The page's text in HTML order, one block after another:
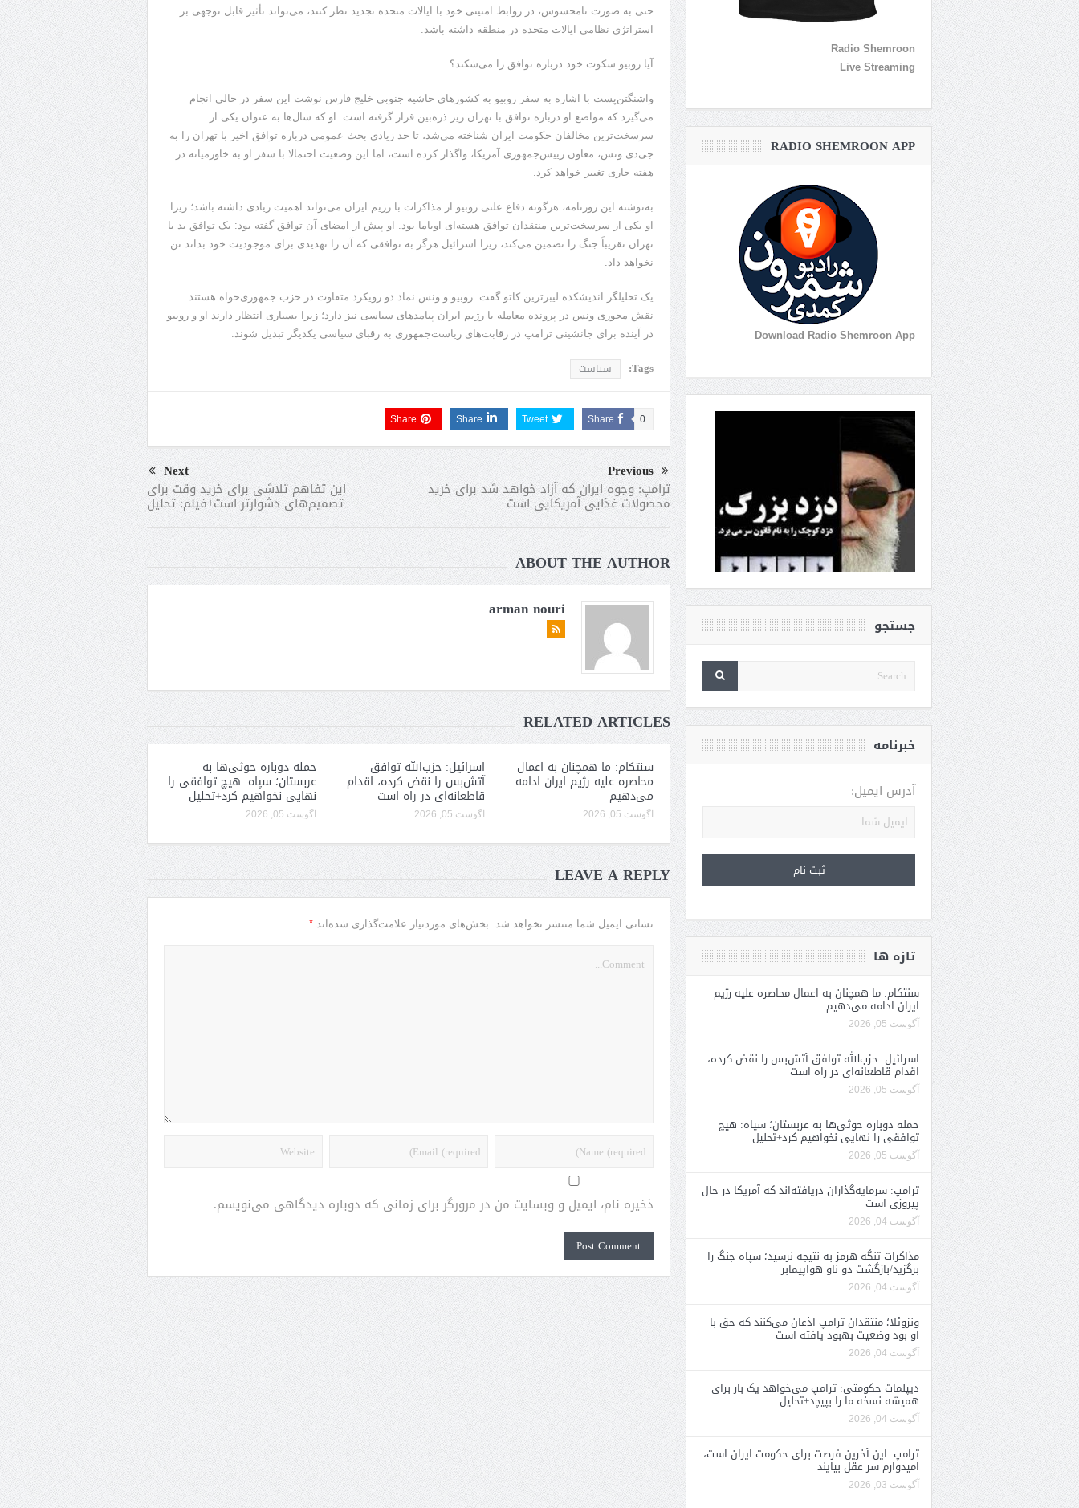
حتی به صورت نامحسوس، در روابط امنیتی خود با ایالات متحده تجدید نظر کنند، می‌تواند تأثیر قابل توجهی بر
استراتژی نظامی ایالات متحده در منطقه داشته باشد.
آیا روبیو سکوت خود درباره توافق را می‌شکند؟
واشنگتن‌پست با اشاره به سفر روبیو به کشورهای حاشیه جنوبی خلیج فارس نوشت این سفر در حالی انجام
می‌گیرد که مواضع او درباره توافق با تهران زیر ذره‌بین قرار گرفته است. او که سال‌ها به عنوان یکی از
سرسخت‌ترین مخالفان حکومت ایران شناخته می‌شد، تا حد زیادی بحث عمومی درباره توافق اخیر با تهران را به
جی‌دی ونس، معاون رییس‌جمهوری آمریکا، واگذار کرده است، اما این وضعیت احتمالا با سفر او به خاورمیانه در
هفته جاری تغییر خواهد کرد.
به‌نوشته این روزنامه، هرگونه دفاع علنی روبیو از مذاکرات با رژیم ایران می‌تواند اهمیت زیادی داشته باشد؛ زیرا
او یکی از سرسخت‌ترین منتقدان توافق هسته‌ای اوباما بود. او پیش از امضای آن توافق گفته بود: یک توافق بد با
تهران تقریباً جنگ را تضمین می‌کند، زیرا اسرائیل هرگز به توافقی که آن را تهدیدی برای موجودیت خود بداند تن
نخواهد داد.
یک تحلیلگر اندیشکده لیبرترین کاتو گفت: روبیو و ونس نماد دو رویکرد متفاوت در حزب جمهوری‌خواه هستند.
نقش محوری ونس در پرونده معامله با رژیم ایران پیامدهای سیاسی نیز دارد؛ زیرا بسیاری انتظار دارند او و روبیو
در آینده برای جانشینی ترامپ در رقابت‌های ریاست‌جمهوری به رقبای سیاسی یکدیگر تبدیل شوند.
Tags: سیاست
Share 0
Tweet
Share
Share
Previous
ترامپ: وجوه ایران که آزاد خواهد شد برای خرید
محصولات غذایی آمریکایی است
Next
این تفاهم تلاشی برای خرید وقت برای
تصمیم‌های دشوارتر است+فیلم: تحلیل
ABOUT THE AUTHOR
arman nouri
RELATED ARTICLES
سنتکام: ما همچنان به اعمال
محاصره علیه رژیم ایران ادامه
می‌دهیم
آگوست 05, 2026
اسرائیل: حزب‌الله توافق
آتش‌بس را نقض کرده، اقدام
قاطعانه‌ای در راه است
آگوست 05, 2026
حمله دوباره حوثی‌ها به
عربستان؛ سپاه: هیچ توافقی را
نهایی نخواهیم کرد+تحلیل
آگوست 05, 2026
LEAVE A REPLY
نشانی ایمیل شما منتشر نخواهد شد. بخش‌های موردنیاز علامت‌گذاری شده‌اند *
ذخیره نام، ایمیل و وبسایت من در مرورگر برای زمانی که دوباره دیدگاهی می‌نویسم.
Radio Shemroon
Live Streaming
RADIO SHEMROON APP
Download Radio Shemroon App
جستجو
خبرنامه
آدرس ایمیل:
تازه ها
سنتکام: ما همچنان به اعمال محاصره علیه رژیم
ایران ادامه می‌دهیم
آگوست 05, 2026
اسرائیل: حزب‌الله توافق آتش‌بس را نقض کرده،
اقدام قاطعانه‌ای در راه است
آگوست 05, 2026
حمله دوباره حوثی‌ها به عربستان؛ سپاه: هیچ
توافقی را نهایی نخواهیم کرد+تحلیل
آگوست 05, 2026
ترامپ: سرمایه‌گذاران دریافته‌اند که آمریکا در حال
پیروزی است
آگوست 04, 2026
مذاکرات تنگه هرمز به نتیجه نرسید؛ سپاه جنگ را
برگزید/بازگشت دو ناو هواپیمابر
آگوست 04, 2026
ونزوئلا؛ منتقدان ترامپ اذعان می‌کنند که حق با
او بود وضعیت بهبود یافته است
آگوست 04, 2026
دیپلمات حکومتی: ترامپ می‌خواهد یک بار برای
همیشه نسخه ما را بپیچد+تحلیل
آگوست 04, 2026
ترامپ: این آخرین فرصت برای حکومت ایران است،
امیدوارم سر عقل بیایند
آگوست 03, 2026